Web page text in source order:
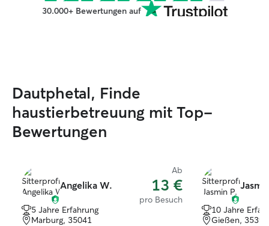
30.000+ Bewertungen auf
Dautphetal, Finde
haustierbetreuung mit Top-
Bewertungen
Angelika W.
Ab
13 €
pro Besuch
5 Jahre Erfahrung
Marburg, 35041
10 Jahre
Gießen, 35394